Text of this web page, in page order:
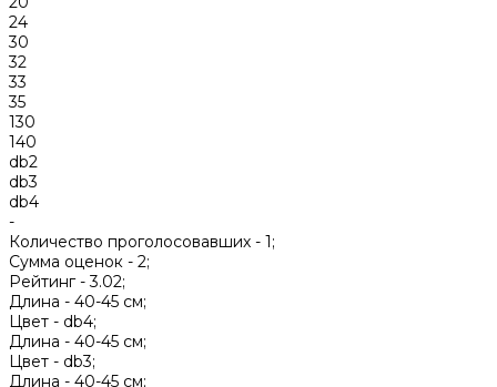
24
30
32
33
35
130
140
db2
db3
db4
-
Количество проголосовавших - 1;
Сумма оценок - 2;
Рейтинг -3.02;
Длина - 40-45 см;
Цвет - db4;
Длина - 40-45 см;
Цвет - db3;
Длина - 40-45 см;